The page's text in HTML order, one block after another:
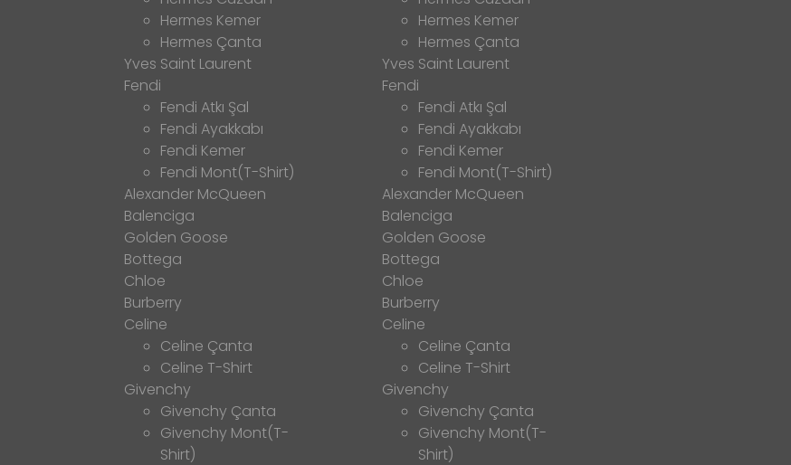
Hermes Kemer
Hermes Çanta
Yves Saint Laurent
Fendi
Fendi Atkı Şal
Fendi Ayakkabı
Fendi Kemer
Fendi Mont(T-Shirt)
Alexander McQueen
Balenciga
Golden Goose
Bottega
Chloe
Burberry
Celine
Celine Çanta
Celine T-Shirt
Givenchy
Givenchy Çanta
Givenchy Mont(T-
Shirt)
Hermes Kemer
Hermes Çanta
Yves Saint Laurent
Fendi
Fendi Atkı Şal
Fendi Ayakkabı
Fendi Kemer
Fendi Mont(T-Shirt)
Alexander McQueen
Balenciga
Golden Goose
Bottega
Chloe
Burberry
Celine
Celine Çanta
Celine T-Shirt
Givenchy
Givenchy Çanta
Givenchy Mont(T-
Shirt)